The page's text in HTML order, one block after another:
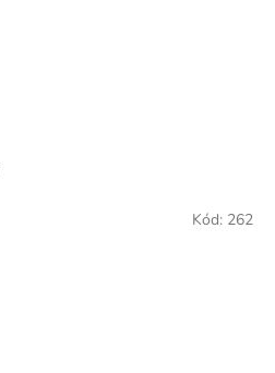
Kód: 262